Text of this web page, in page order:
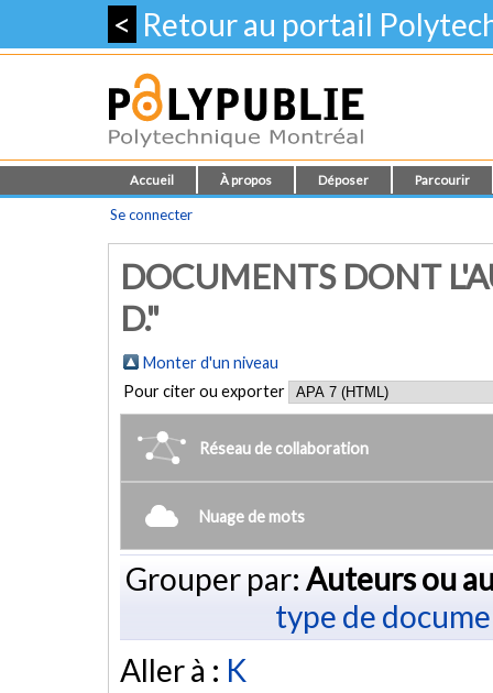
< Retour au portail
Accueil À propos Déposer Parcourir
Se connecter
DOCUMENTS DONT
D."
Monter d'un niveau
Pour citer ou exporter
Réseau de collaboration
Nuage de mots
Grouper par: Auteurs ou
type de
Aller à : K